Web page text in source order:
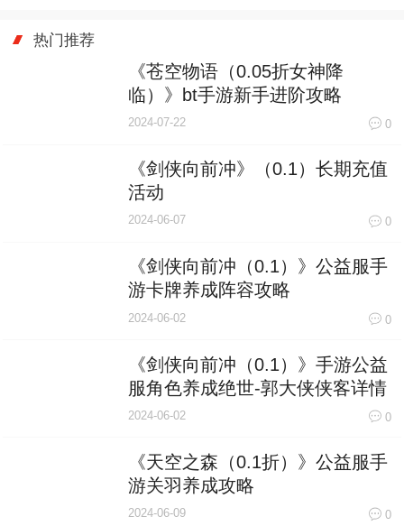
热门推荐
《苍空物语（0.05折女神降
临）》bt手游新手进阶攻略
2024-07-22 0
《剑侠向前冲》（0.1）长期充值
活动
2024-06-07 0
《剑侠向前冲（0.1）》公益服手
游卡牌养成阵容攻略
2024-06-02 0
《剑侠向前冲（0.1）》手游公益
服角色养成绝世-郭大侠侠客详情
2024-06-02 0
《天空之森（0.1折）》公益服手
游关羽养成攻略
2024-06-09 0